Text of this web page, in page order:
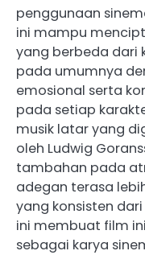
penggunaan
ini mampu
yang berbeda dari
pada umumnya
emosional serta
pada setiap
musik latar yang
oleh Ludwig
tambahan pada
adegan terasa
yang konsisten
ini membuat film
sebagai karya